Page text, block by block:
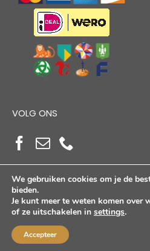
VOLG ONS
Copyright Alloutdoorshop
KVK: 17264972 | BTW:
We gebruiken cookies om je de
bieden.
Je kunt meer te weten komen over
of ze uitschakelen in settings.
Accepteer